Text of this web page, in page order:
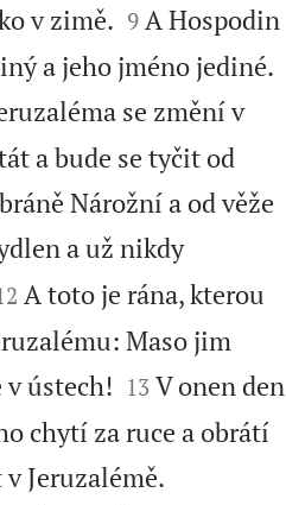
v zimě.
9 A Hospodin
a jeho jméno jediné.
se změní v
a bude se tyčit od
Nárožní a od věže
a už nikdy
A toto je rána, kterou
Maso jim
ústech!
13 V onen den
chytí za ruce a obrátí
Jeruzalémě.